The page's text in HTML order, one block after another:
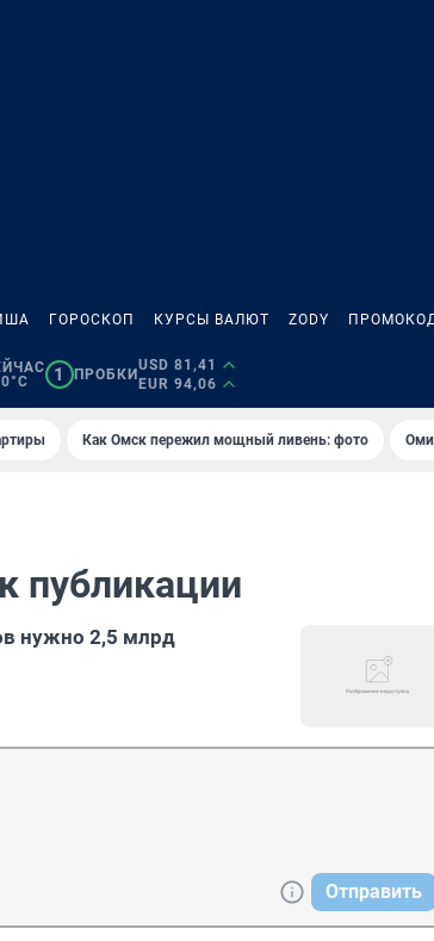
ГОРОСКОП КУРСЫ ВАЛЮТ ZODY
1 ПРОБКИ
USD 81,41
EUR 94,06
Как Омск пережил мощный ливень: фото
публикации
нужно 2,5 млрд
Отправить